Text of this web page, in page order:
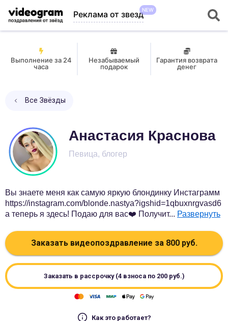
Реклама от звездNEW
Выполнение за 24
часа
Незабываемый
подарок
Гарантия возврата
денег
Все Звёзды
Анастасия Краснова
Певица, блогер
Вы знаете меня как самую яркую блондинку Инстаграмм
https://instagram.com/blonde.nastya?igshid=1qbuxnrgvasd6
а теперь я здесь! Подаю для вас❤️ Получит... Развернуть
Заказать видеопоздравление за 800руб.
Заказать в рассрочку (4 взноса по 200руб.)
Как это работает?